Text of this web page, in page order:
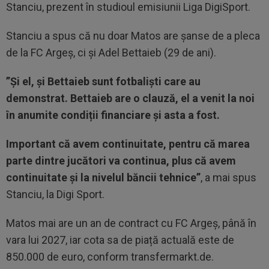
Stanciu, prezent în studioul emisiunii Liga DigiSport.
Stanciu a spus că nu doar Matos are șanse de a pleca
de la FC Argeș, ci și Adel Bettaieb (29 de ani).
”Și el, și Bettaieb sunt fotbaliști care au
demonstrat. Bettaieb are o clauză, el a venit la noi
în anumite condiții financiare și asta a fost.
Important că avem continuitate, pentru că marea
parte dintre jucători va continua, plus că avem
continuitate și la nivelul băncii tehnice”, a mai spus
Stanciu, la Digi Sport.
Matos mai are un an de contract cu FC Argeș, până în
vara lui 2027, iar cota sa de piață actuală este de
850.000 de euro, conform transfermarkt.de.